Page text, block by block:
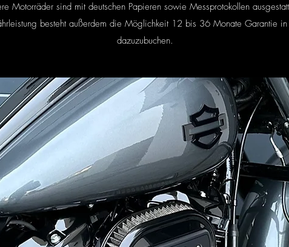
Motorräder sind mit deutschen Papieren sowie Messprotokollen
besteht außerdem die Möglichkeit 12 bis 36 Monate Garantie
dazuzubuchen.